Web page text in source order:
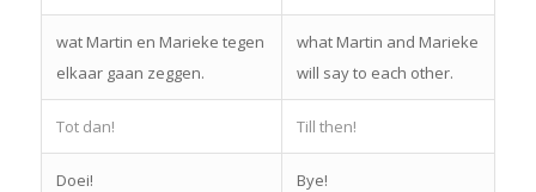
wat Martin en Marieke tegen
elkaar gaan zeggen.
what Martin and Marieke
will say to each other.
Tot dan! Till then!
Doei! Bye!